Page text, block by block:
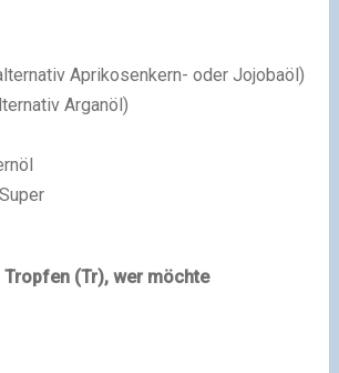
Aprikosenkern- oder Jojobaöl)
Arganöl)
Tropfen (Tr), wer möchte